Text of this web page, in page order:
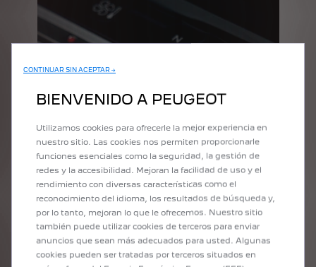
CONTINUAR SIN ACEPTAR →
BIENVENIDO A PEUGEOT
Utilizamos cookies para ofrecerle la mejor experiencia en
nuestro sitio. Las cookies nos permiten proporcionarle
funciones esenciales como la seguridad, la gestión de
redes y la accesibilidad. Mejoran la facilidad de uso y el
rendimiento con diversas características como el
reconocimiento del idioma, los resultados de búsqueda y,
por lo tanto, mejoran lo que le ofrecemos. Nuestro sitio
también puede utilizar cookies de terceros para enviar
anuncios que sean más adecuados para usted. Algunas
cookies pueden ser tratadas por terceros situados en